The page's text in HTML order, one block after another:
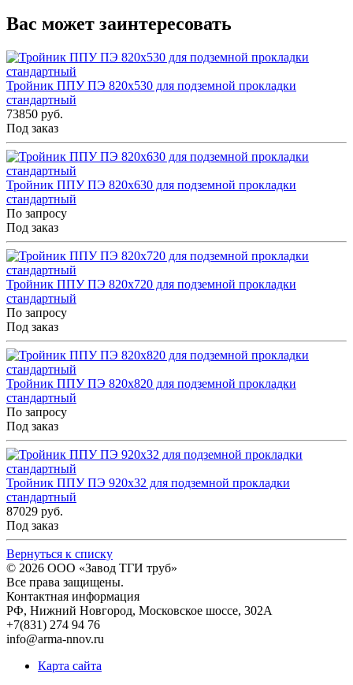
Вас может заинтересовать
Тройник ППУ ПЭ 820x530 для подземной прокладки
стандартный
73850 руб.
Под заказ
Тройник ППУ ПЭ 820x630 для подземной прокладки
стандартный
По запросу
Под заказ
Тройник ППУ ПЭ 820x720 для подземной прокладки
стандартный
По запросу
Под заказ
Тройник ППУ ПЭ 820x820 для подземной прокладки
стандартный
По запросу
Под заказ
Тройник ППУ ПЭ 920x32 для подземной прокладки
стандартный
87029 руб.
Под заказ
Вернуться к списку
© 2026 ООО «Завод ТГИ труб»
Все права защищены.
Контактная информация
РФ, Нижний Новгород, Московское шоссе, 302А
+7(831) 274 94 76
info@arma-nnov.ru
Карта сайта